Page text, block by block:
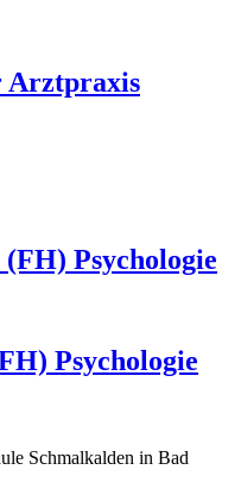
Arztpraxis
Psychologie
Schmalkalden in Bad